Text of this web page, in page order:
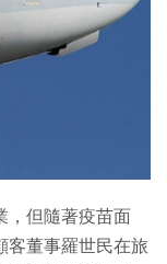
，但隨著疫苗面
客董事羅世民在旅